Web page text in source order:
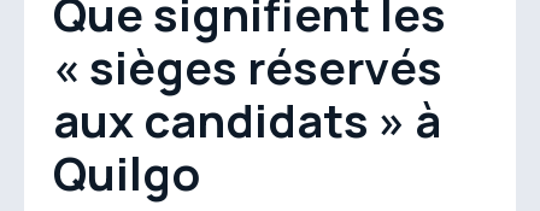
Que signifient les
« sièges réservés
aux candidats » à
Quilgo